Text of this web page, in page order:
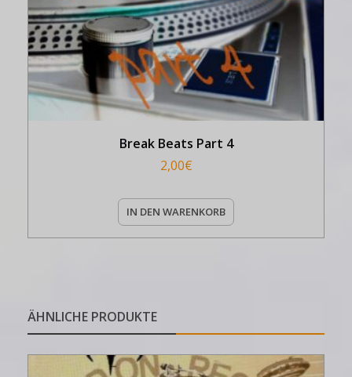
Break Beats Part 4
2,00€
IN DEN WARENKORB
ÄHNLICHE PRODUKTE